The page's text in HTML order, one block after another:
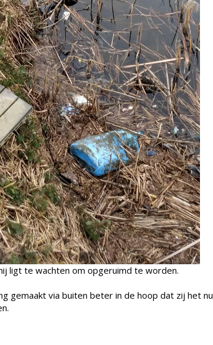
ligt te wachten om opgeruimd te worden.
gemaakt via buiten beter in de hoop dat zij het nu